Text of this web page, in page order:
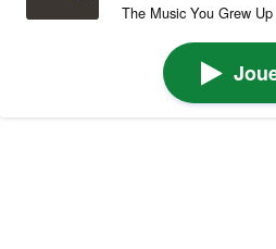
The Music You Grew